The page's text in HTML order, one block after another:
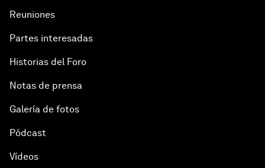
Reuniones
Partes interesadas
Historias del Foro
Notas de prensa
Galería de fotos
Pódcast
Vídeos